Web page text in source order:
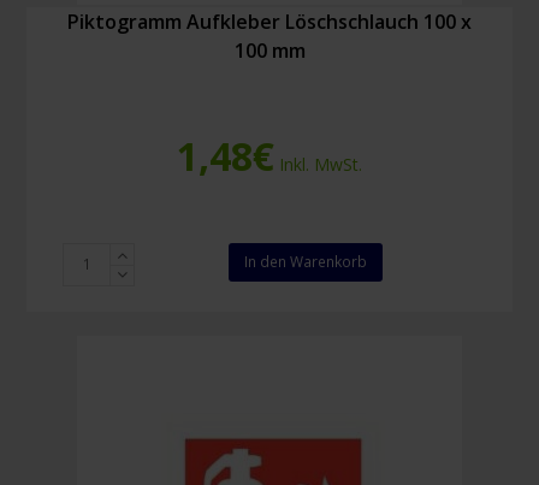
Piktogramm Aufkleber Löschschlauch 100 x
100 mm
1,48€ Inkl. MwSt.
Piktogramm
Aufkleber
In den Warenkorb